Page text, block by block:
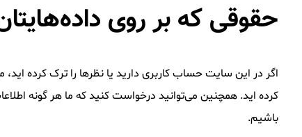
حقوقی که بر روی
اگر در این سایت حساب کاربری دارید یا نظرها را ترک کرده
کرده اید. همچنین می‌توانید درخواست کنید که ما هر گونه
باشیم.